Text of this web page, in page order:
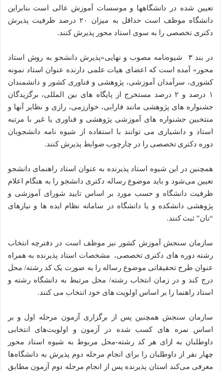
تعیین شده در دانشگاهها و موسسات آموزش عالی است بنابراین
دانشگاه موظف است حداقل به میزان ۲۰ درصد ظرفیت پذیرش
دکتری تخصصی را به سوی استاد محور پذیرش کنند.
در بند ۳ شیوه‌نامه مصوب و نهایی«پذیرش دانشجو به روش استاد
محور» آمده است که اعضای هیات علمی دارنده عنوان استاد نمونه
کشوری، سرآمدان آموزشی، پژوهشی و فناوری کشور و دانشمندان
۱ درصد و ۲ درصد مستخرج از پایگاه های بین المللی، برگزیدگان
جشنواره های پژوهشی مانند فارابی، خوارزمی، رازی و نظایر آنها و
منتخبین جشنواره های آموزشی پژوهشی و فناوری یا غیر با مرتبه
استاد و دانشیاری می توانند با استفاده از شیوه نامه دانشجویان
دوره دکتری تخصصی را در چارچوب ضوابط پذیرش کنند.
همچنین در این شیوه استاد پذیرنده به عنوان استاد راهنمای دانشجو
تعیین می‌شود و باید موضوع رساله دکتری دانشجو را به هنگام اعلام
ظرفیت دانشگاه و حسب مورد بر اساس تایید شورای آموزشی و
پژوهشی دانشکده و یا دانشگاه در سامانه نظام ایده ها و نیازهای
“نان” ثبت کنند.
سازمان سنجش آموزش کشور نیز موظف است در دفترچه انتخاب
رشته دوره های دکتری تخصصی، مشخصات استاد پذیرنده به همراه
عنوان طرح تحقیقاتی موضوع رساله را به صورت یک کد رشته/ محل
درج کند و در زمان انتخاب رشته/ محل مرتبط به دانشگاه رشته و
استاد راهنما را بر اساس اولویت های خود انتخاب می کنند.
سازمان سنجش همچنین پس از برگزاری آزمون مرحله اول و بر
اساس نمره های کسب شده در آزمون و اولویت‌های انتخابی
داوطلبان به ازای هر کد رشته-محل مربوط به شیوه استاد محور
چهار نفر از داوطلبان را برای انجام مرحله دوم پذیرش به دانشگاه‌ها
معرفی می‌کند استان پذیرنده پس از انجام مرحله دوم آزمون مطابق